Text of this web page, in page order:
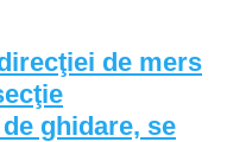
de mers
ghidare, se